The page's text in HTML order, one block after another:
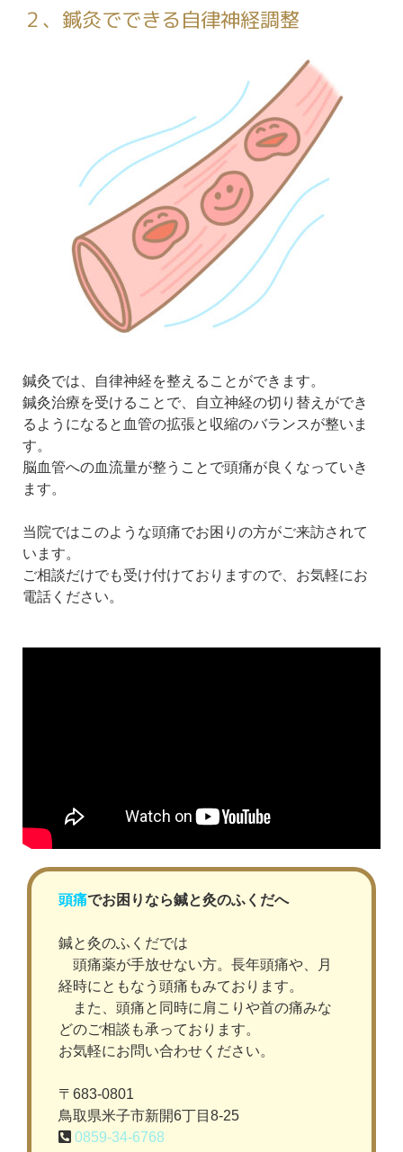
２、鍼灸でできる自律神経調整
鍼灸では、自律神経を整えることができます。
鍼灸治療を受けることで、自立神経の切り替えができ
るようになると血管の拡張と収縮のバランスが整いま
す。
脳血管への血流量が整うことで頭痛が良くなっていき
ます。
当院ではこのような頭痛でお困りの方がご来訪されて
います。
ご相談だけでも受け付けておりますので、お気軽にお
電話ください。
頭痛でお困りなら鍼と灸のふくだへ
鍼と灸のふくだでは
頭痛薬が手放せない方。長年頭痛や、月
経時にともなう頭痛もみております。
また、頭痛と同時に肩こりや首の痛みな
どのご相談も承っております。
お気軽にお問い合わせください。
〒683-0801
鳥取県米子市新開6丁目8-25
0859-34-6768